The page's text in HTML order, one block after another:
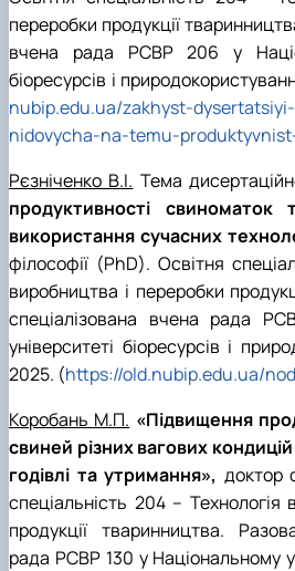
переробки продукції
вчена рада РСВР 206 у
біоресурсів і
nubip.edu.ua/zakhyst-
nidovycha-na-temu-
Рєзніченко В.І. Тема
продуктивності свиноматок
використання сучасних
філософії (PhD). Освітня
виробництва і переробки
спеціалізована вчена рада
університеті біоресурсів і
2025. (https://old.nubip.edu.ua/
Коробань М.П. «Підвищення
свиней різних вагових
годівлі та утримання», доктор
спеціальність 204 – Технологія
продукції тваринництва.
рада РСВР 130 у Національному